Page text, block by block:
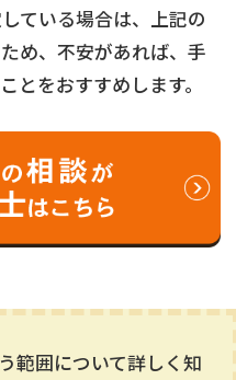
ている場合は、上記の
め、不安があれば、手
とをおすすめします。
範囲について詳しく知